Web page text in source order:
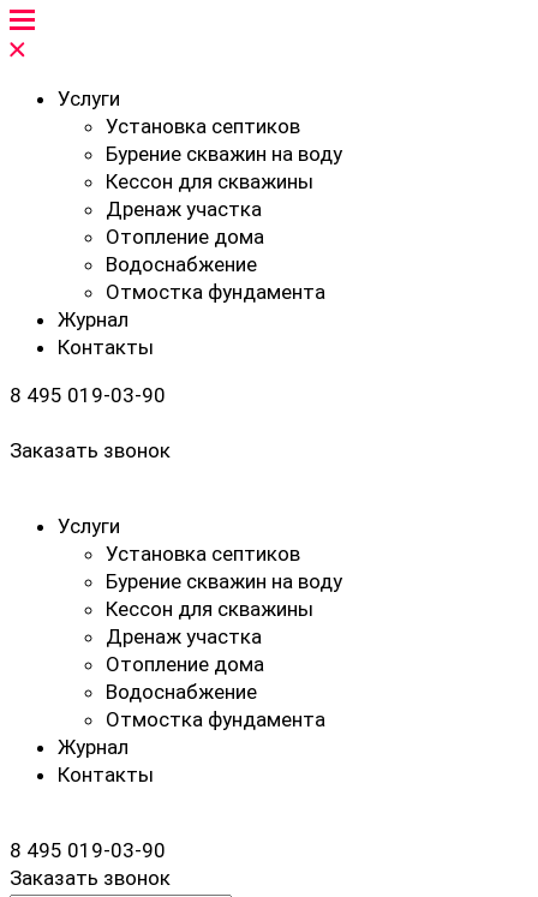
Услуги
Установка септиков
Бурение скважин на воду
Кессон для скважины
Дренаж участка
Отопление дома
Водоснабжение
Отмостка фундамента
Журнал
Контакты
8 495 019-03-90
Заказать звонок
Услуги
Установка септиков
Бурение скважин на воду
Кессон для скважины
Дренаж участка
Отопление дома
Водоснабжение
Отмостка фундамента
Журнал
Контакты
8 495 019-03-90
Заказать звонок